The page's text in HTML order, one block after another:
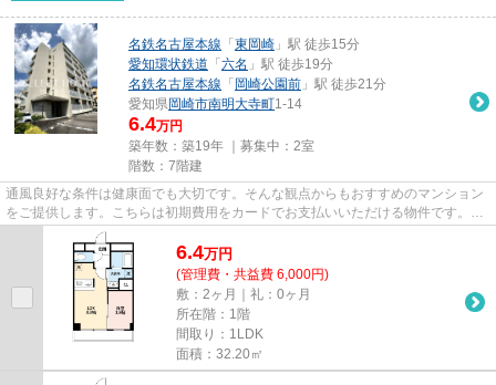
名鉄名古屋本線 「 東岡崎 」駅 徒歩15分
愛知環状鉄道 「 六名 」駅 徒歩19分
名鉄名古屋本線 「 岡崎公園前 」駅 徒歩21分
愛知県岡崎市南明大寺町1-14
6.4万円
築年数：築19年 ｜募集中： 2室
階数：7階建
通風良好な条件は健康面でも大切です。そんな観点からもおすすめのマンション
をご提供します。こちらは初期費用をカードでお支払いいただける物件です。こ
ちらのマンションには自走式...
6.4万円
(管理費・共益費 6,000円)
敷：2ヶ月｜礼：0ヶ月
所在階：1階
間取り：1LDK
面積：32.20㎡